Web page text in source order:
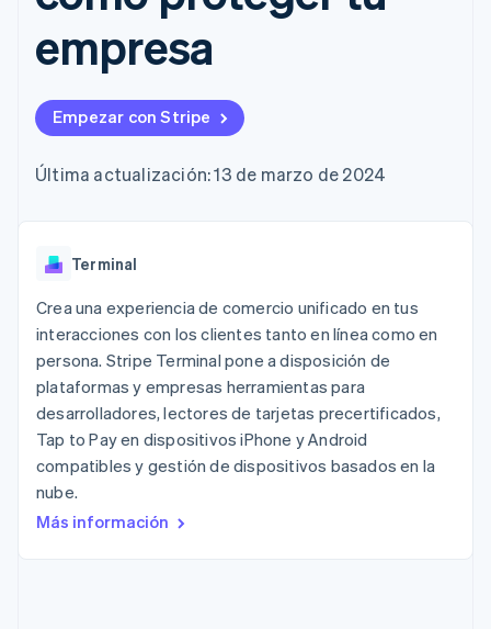
Authorization
Optimizaciones
de aceptación
Proceso de
compra
Recognition
Automatización
contable
Stripe Sigma
personalizados
Data Pipeline
de datos
Más
Ver lo que viene
Radar
Prevención de fraude
Atlas
Constitución de una startup
Climate
Eliminación de dióxido de carbono
Gestión del dinero
Plataformas
SaaS
Seguros
Medios de
entretenimiento
Organizaciones sin
fines de lucro
Servicios
profesionales
Sector público
Gestionar
suscripciones
Ofrecer cobro por
respaldadas por
monedas estables
servicios con agentes
Integraciones de
aplicaciones
Blog de
desarrolladores
Estado de la API
Empresa
Hoja de ruta del
producto
Sessions
Empleos
Stripe Press
Conviértete en socio
empresa
Empezar con Stripe
Última actualización: 13 de marzo de 2024
Terminal
Crea una experiencia de comercio unificado en tus
interacciones con los clientes tanto en línea como en
persona. Stripe Terminal pone a disposición de
plataformas y empresas herramientas para
desarrolladores, lectores de tarjetas precertificados,
Tap to Pay en dispositivos iPhone y Android
compatibles y gestión de dispositivos basados en la
nube.
Más información